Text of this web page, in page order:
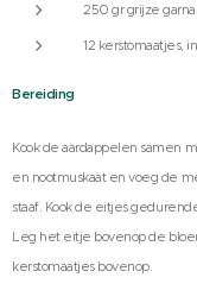
250 gr grijze
12 kerstomaatjes,
Bereiding
Kook de aardappelen samen
en nootmuskaat en voeg de
staaf. Kook de eitjes
Leg het eitje bovenop de
kerstomaatjes bovenop.